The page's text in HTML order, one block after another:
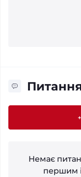
Питання
Немає
першим